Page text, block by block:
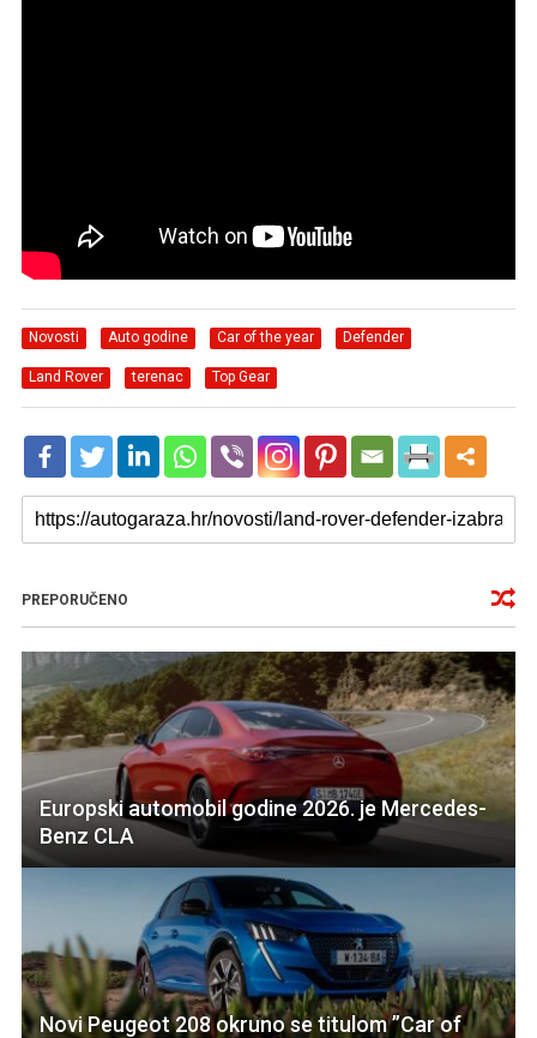
Novosti Auto godine Car of the year Defender
Land Rover terenac Top Gear
PREPORUČENO
Europski automobil godine 2026. je Mercedes-
Benz CLA
Novi Peugeot 208 okruno se titulom ”Car of